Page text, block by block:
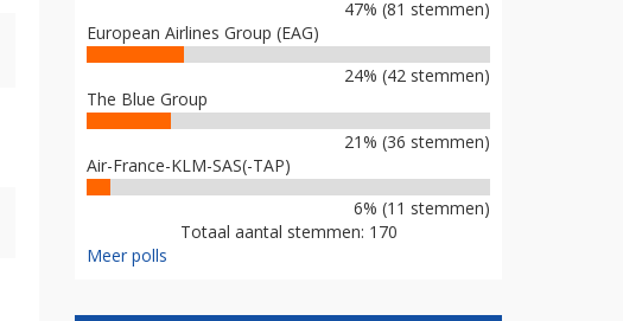
47% (81 stemmen)
European Airlines Group (EAG)
24% (42 stemmen)
The Blue Group
21% (36 stemmen)
Air-France-KLM-SAS(-TAP)
6% (11 stemmen)
Totaal aantal stemmen: 170
Meer polls